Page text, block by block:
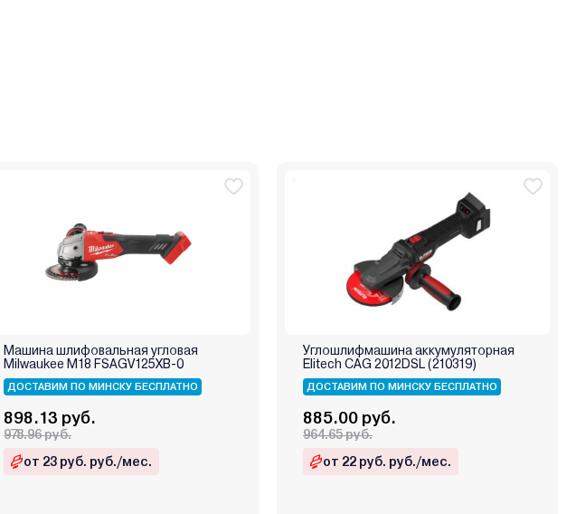
Машина шлифовальная угловая
Milwaukee M18 FSAGV125XB-0
ДОСТАВИМ ПО МИНСКУ БЕСПЛАТНО
898.13 руб.
978.96 руб.
от 23 руб. руб./мес.
Углошлифмашина аккумуляторная
Elitech CAG 2012DSL (210319)
ДОСТАВИМ ПО МИНСКУ БЕСПЛАТНО
885.00 руб.
964.65 руб.
от 22 руб. руб./мес.